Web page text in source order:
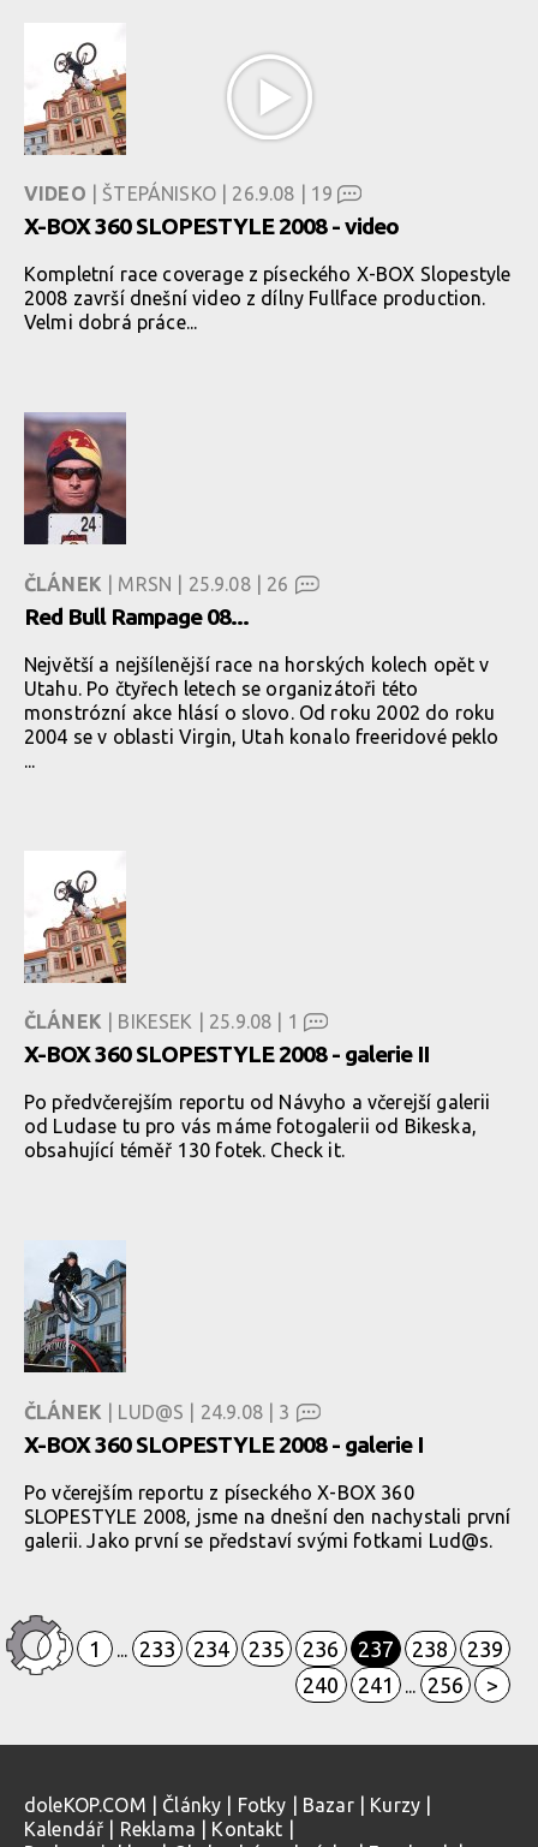
VIDEO | ŠTEPÁNISKO | 26.9.08 | 19
X-BOX 360 SLOPESTYLE 2008 - video
Kompletní race coverage z píseckého X-BOX Slopestyle
2008 završí dnešní video z dílny Fullface production.
Velmi dobrá práce...
ČLÁNEK | MRSN | 25.9.08 | 26
Red Bull Rampage 08...
Největší a nejšílenější race na horských kolech opět v
Utahu. Po čtyřech letech se organizátoři této
monstrózní akce hlásí o slovo. Od roku 2002 do roku
2004 se v oblasti Virgin, Utah konalo freeridové peklo
...
ČLÁNEK | BIKESEK | 25.9.08 | 1
X-BOX 360 SLOPESTYLE 2008 - galerie II
Po předvčerejším reportu od Návyho a včerejší galerii
od Ludase tu pro vás máme fotogalerii od Bikeska,
obsahující téměř 130 fotek. Check it.
ČLÁNEK | LUD@S | 24.9.08 | 3
X-BOX 360 SLOPESTYLE 2008 - galerie I
Po včerejším reportu z píseckého X-BOX 360
SLOPESTYLE 2008, jsme na dnešní den nachystali první
galerii. Jako první se představí svými fotkami Lud@s.
< 1 ... 233 234 235 236 237 238
239
240
241 ... 256 >
doleKOP.COM Články Fotky Bazar| Kurzy
Kalendář
Reklama Kontakt